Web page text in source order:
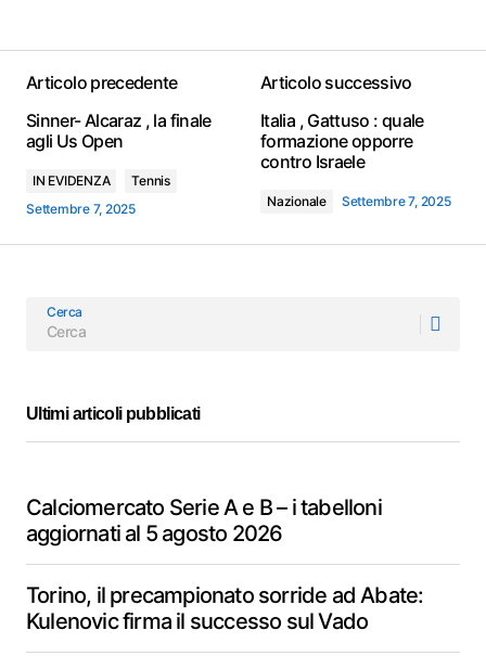
Articolo precedente
Sinner- Alcaraz , la finale
agli Us Open
IN EVIDENZA
Tennis
Settembre 7, 2025
Articolo successivo
Italia , Gattuso : quale
formazione opporre
contro Israele
Nazionale Settembre 7, 2025
Cerca
Ultimi articoli pubblicati
Calciomercato Serie A e B – i tabelloni
aggiornati al 5 agosto 2026
Torino, il precampionato sorride ad Abate:
Kulenovic firma il successo sul Vado